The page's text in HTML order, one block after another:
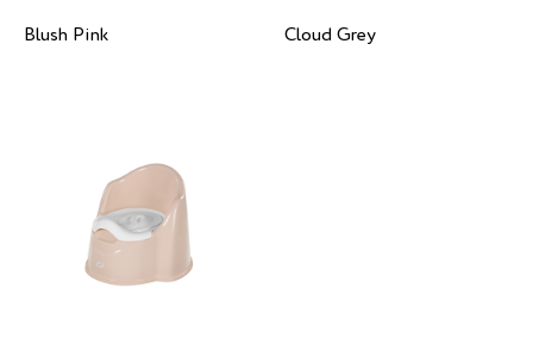
Blush Pink Cloud Grey